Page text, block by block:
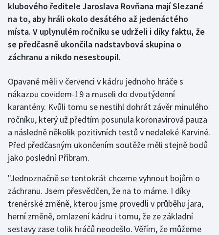
Curling
Dostihy
Futsal
Golf
Gymnastika
Házená
Jezdectví
Judo
Krasobruslení
klubového ředitele Jaroslava Rovňana mají Slezané
na to, aby hráli okolo desátého až jedenáctého
místa. V uplynulém ročníku se udrželi i díky faktu, že
se předčasně ukončila nadstavbová skupina o
záchranu a nikdo nesestoupil.
Opavané měli v červenci v kádru jednoho hráče s
nákazou covidem-19 a museli do dvoutýdenní
karantény. Kvůli tomu se nestihl dohrát závěr minulého
ročníku, který už předtím posunula koronavirová pauza
a následně několik pozitivních testů v nedaleké Karviné.
Před předčasným ukončením soutěže měli stejně bodů
jako poslední Příbram.
"Jednoznačně se tentokrát chceme vyhnout bojům o
záchranu. Jsem přesvědčen, že na to máme. I díky
trenérské změně, kterou jsme provedli v průběhu jara,
herní změně, omlazení kádru i tomu, že ze základní
sestavy zase tolik hráčů neodešlo. Věřím, že můžeme